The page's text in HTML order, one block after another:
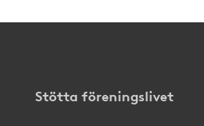
Stötta föreningslivet